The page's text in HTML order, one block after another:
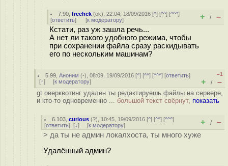
7.90 ,freehck (ok), 22:04, 18/09/2016 [^] [^^] [^^^]
[ответить] [к модератору] + / –
Кстати, раз уж зашла речь...
А нет ли такого удобного режима, чтобы
при сохранении файла сразу раскидывать
его по нескольким машинам?
5.99 ,Аноним (-), 08:09, 19/09/2016 [^] [^^] [^^^] [ответить]
[↑] [к модератору]
–1
+ / –
gt оверквотинг удален ты редактируешь файлы на сервере,
и кто-то одновременно ... большой текст свёрнут, показать
6.103 ,curious (?), 10:45, 19/09/2016 [^] [^^] [^^^]
[ответить] [↓] [к модератору] + / –
> да ты не админ локалхоста, ты много хуже
Удалённый админ?